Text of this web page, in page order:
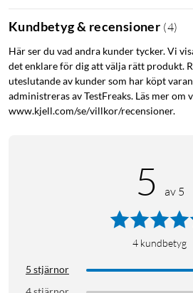
Kundbetyg & recensioner (4)
Här ser du vad andra kunder tycker. Vi
det enklare för dig att välja rätt produkt.
uteslutande av kunder som har köpt
administreras av TestFreaks. Läs mer
www.kjell.com/se/villkor/recensioner.
5 av 5
4 kundbetyg
5 stjärnor